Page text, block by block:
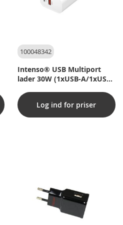
100048342
Intenso® USB Multiport
lader 30W (1xUSB-A/1xUSB-
Log ind for priser